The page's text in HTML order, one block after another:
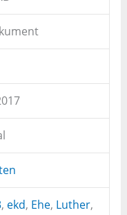
, ekd, Ehe, Luther,